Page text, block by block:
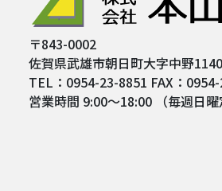
〒843-0002
佐賀県武雄市朝日町大字中野
TEL：0954-23-8851 FAX：
営業時間 9:00～18:00 （毎週日曜